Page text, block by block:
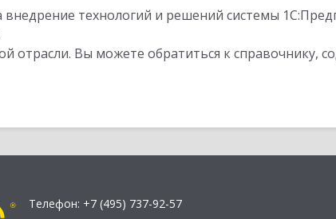
технологий и решений системы
отрасли. Вы можете обратиться к справочнику,
Телефон: +7 (495) 737-92-57